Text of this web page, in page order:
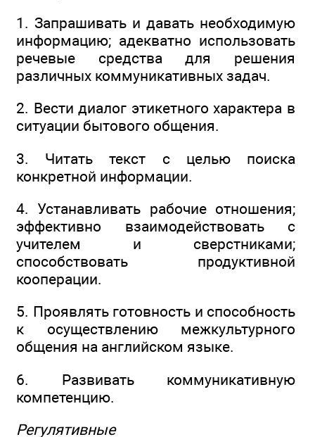
1. Запрашивать и давать необходимую
информацию; адекватно использовать
речевые средства для решения
различных коммуникативных задач.
2. Вести диалог этикетного характера в
ситуации бытового общения.
3. Читать текст с целью поиска
конкретной информации.
4. Устанавливать рабочие отношения;
эффективно взаимодействовать с
учителем и сверстниками;
способствовать продуктивной
кооперации.
5. Проявлять готовность и способность
к осуществлению межкультурного
общения на английском языке.
6. Развивать коммуникативную
компетенцию.
Регулятивные